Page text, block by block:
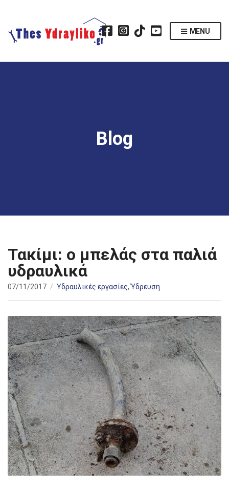
MENU
Blog
Τακίμι: ο μπελάς στα παλιά
υδραυλικά
07/11/2017 Υδραυλικές εργασίες,Ύδρευση